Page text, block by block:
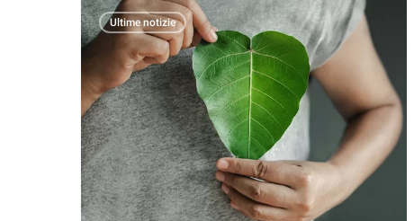
Una
nuova
mano
di
vernice
per
dmw
–
die
Ultime notizie